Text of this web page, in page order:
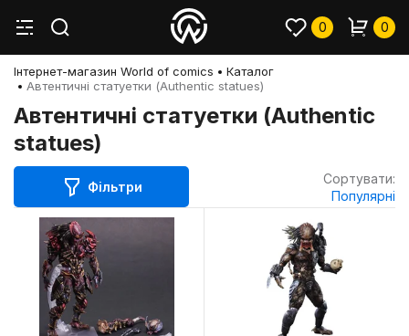
0 0
Інтернет-магазин World of comics
Каталог
Автентичні статуетки (Authentic statues)
Автентичні статуетки (Authentic
statues)
Фільтри
Сортувати:
Популярні